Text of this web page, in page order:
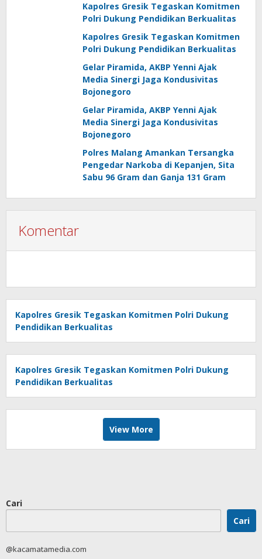
Kapolres Gresik Tegaskan Komitmen
Polri Dukung Pendidikan Berkualitas
Kapolres Gresik Tegaskan Komitmen
Polri Dukung Pendidikan Berkualitas
Gelar Piramida, AKBP Yenni Ajak
Media Sinergi Jaga Kondusivitas
Bojonegoro
Gelar Piramida, AKBP Yenni Ajak
Media Sinergi Jaga Kondusivitas
Bojonegoro
Polres Malang Amankan Tersangka
Pengedar Narkoba di Kepanjen, Sita
Sabu 96 Gram dan Ganja 131 Gram
Komentar
Kapolres Gresik Tegaskan Komitmen Polri Dukung
Pendidikan Berkualitas
Kapolres Gresik Tegaskan Komitmen Polri Dukung
Pendidikan Berkualitas
View More
Cari
Cari
@kacamatamedia.com